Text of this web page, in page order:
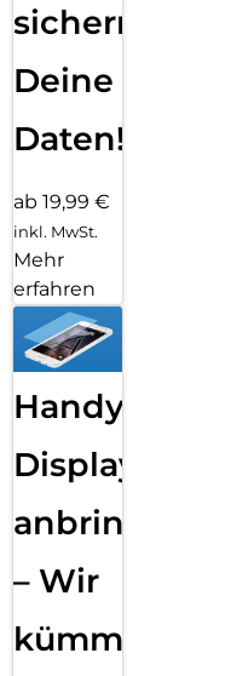
sichern
Deine
Daten!
ab 19,99 €
inkl. MwSt.
Mehr
erfahren
Handy
Displayfolie
anbringen
– Wir
kümmern